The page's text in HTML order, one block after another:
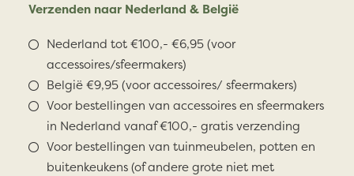
Verzenden naar Nederland & België
Nederland tot €100,- €6,95 (voor
accessoires/sfeermakers)
België €9,95 (voor accessoires/ sfeermakers)
Voor bestellingen van accessoires en sfeermakers
in Nederland vanaf €100,- gratis verzending
Voor bestellingen van tuinmeubelen, potten en
buitenkeukens (of andere grote niet met